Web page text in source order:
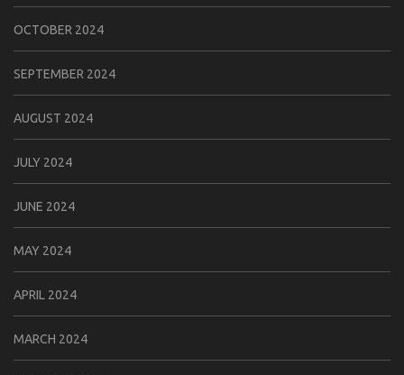
OCTOBER 2024
SEPTEMBER 2024
AUGUST 2024
JULY 2024
JUNE 2024
MAY 2024
APRIL 2024
MARCH 2024